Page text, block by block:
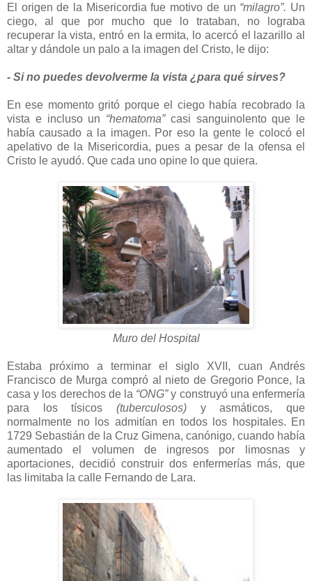
El origen de la Misericordia fue motivo de un “milagro”. Un
ciego, al que por mucho que lo trataban, no lograba
recuperar la vista, entró en la ermita, lo acercó el lazarillo al
altar y dándole un palo a la imagen del Cristo, le dijo:
- Si no puedes devolverme la vista ¿para qué sirves?
En ese momento gritó porque el ciego había recobrado la
vista e incluso un “hematoma” casi sanguinolento que le
había causado a la imagen. Por eso la gente le colocó el
apelativo de la Misericordia, pues a pesar de la ofensa el
Cristo le ayudó. Que cada uno opine lo que quiera.
Muro del Hospital
Estaba próximo a terminar el siglo XVII, cuan Andrés
Francisco de Murga compró al nieto de Gregorio Ponce, la
casa y los derechos de la “ONG”y construyó una enfermería
para los tísicos (tuberculosos) y asmáticos, que
normalmente no los admitían en todos los hospitales. En
1729 Sebastián de la Cruz Gimena, canónigo, cuando había
aumentado el volumen de ingresos por limosnas y
aportaciones, decidió construir dos enfermerías más, que
las limitaba la calle Fernando de Lara.